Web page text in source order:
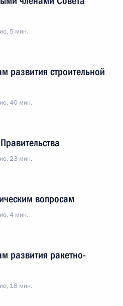
5 мин.
развития строительной
40 мин.
23 мин.
вопросам
4 мин.
развития ракетно-
18 мин.